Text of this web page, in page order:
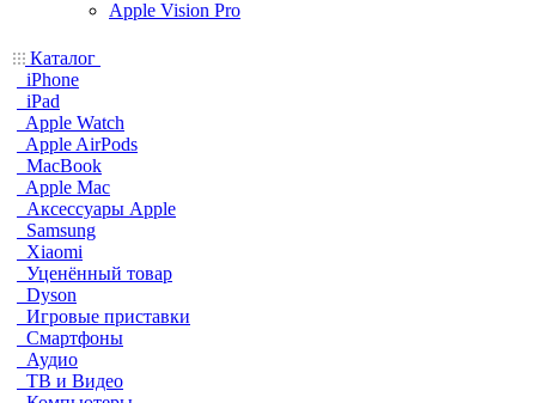
Apple Vision Pro
Каталог
iPhone
iPad
Apple Watch
Apple AirPods
MacBook
Apple Mac
Аксессуары Apple
Samsung
Xiaomi
Уценённый товар
Dyson
Игровые приставки
Смартфоны
Аудио
ТВ и Видео